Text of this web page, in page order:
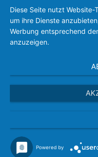
BDP – Presseausweis
Presse-PKW Schild
Zertifizierung
Diese Seite nutzt
um ihre Dienste
Werbung entsprechend
anzuzeigen.
Powered by